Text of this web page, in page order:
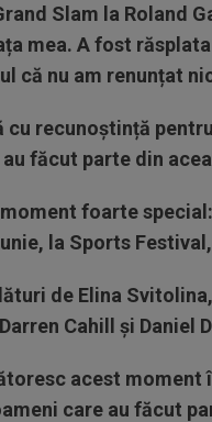
Slam la Roland
mea. A fost
că nu am renunțat
cu recunoștință
făcut parte din
foarte
la Sports
de Elina
Cahill și Daniel
acest
care au făcut